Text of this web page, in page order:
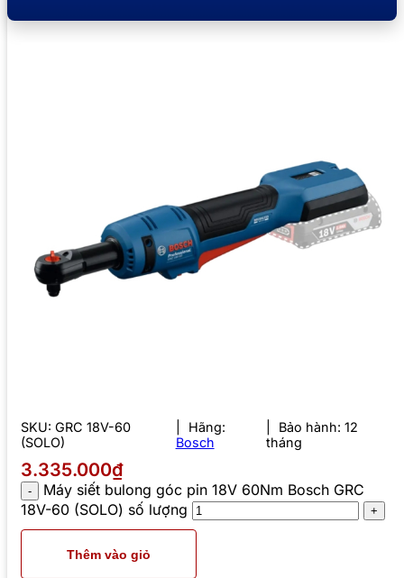
SKU: GRC 18V-60
(SOLO)
Hãng:
Bosch
Bảo hành: 12
tháng
3.335.000₫
Máy siết bulong góc pin 18V 60Nm Bosch GRC
18V-60 (SOLO) số lượng
Thêm vào giỏ